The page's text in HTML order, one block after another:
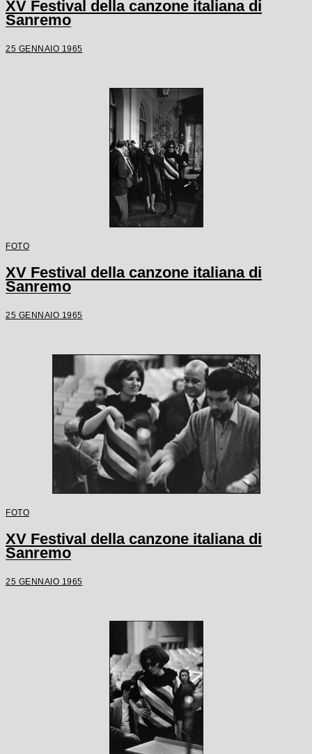
XV Festival della canzone italiana di
Sanremo
25 GENNAIO 1965
FOTO
XV Festival della canzone italiana di
Sanremo
25 GENNAIO 1965
FOTO
XV Festival della canzone italiana di
Sanremo
25 GENNAIO 1965